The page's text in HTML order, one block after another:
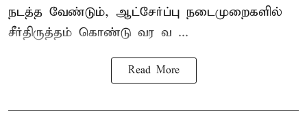
நடத்த வேண்டும், ஆட்சேர்ப்பு நடைமுறைகளில்
சீர்திருத்தம் கொண்டு வர வ ...
Read More